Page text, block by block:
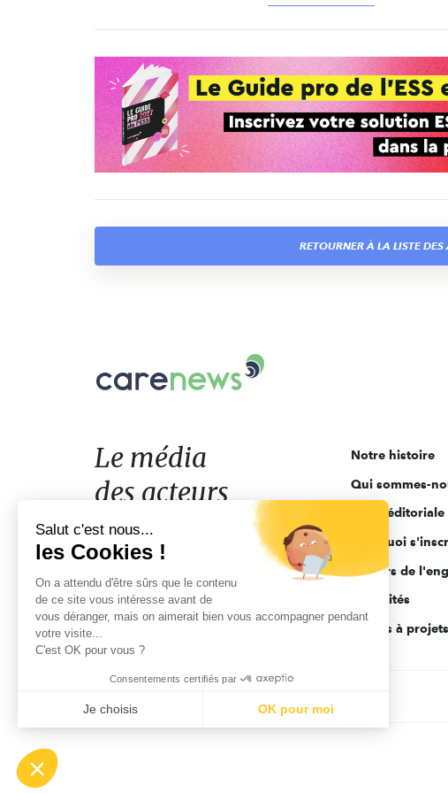
RETOURNER À LA LISTE
Le
acteurs
de
l'engagement
Le média
des acteurs
de l'engagement
Notre histoire
Qui sommes-
Ligne éditoriale
Pourquoi
Acteurs de
Actualités
Appels à projets
Salut c'est nous...
les Cookies !
On a attendu d'être sûrs que le contenu
de ce site vous intéresse avant de
vous déranger, mais on aimerait bien vous accompagner pendant
votre visite...
C'est OK pour vous ?
Consentements certifiés par
Je choisis OK pour moi
Notre plateforme vous permet d'adapter et de gérer vos